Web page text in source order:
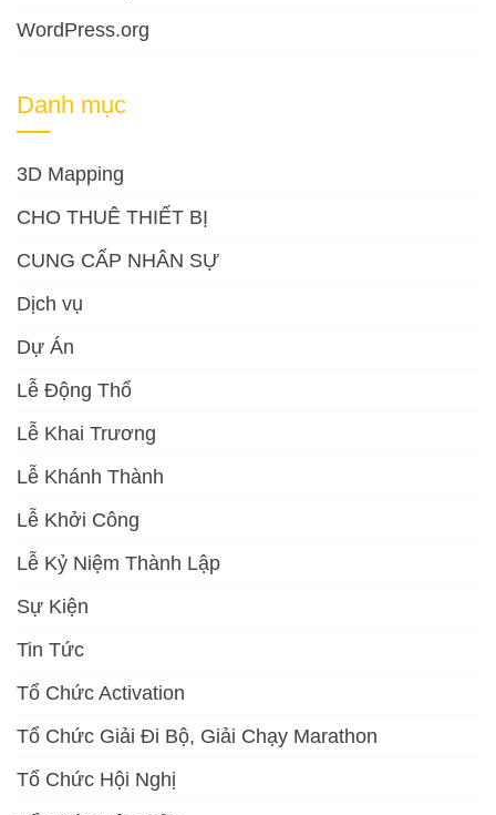
WordPress.org
Danh mục
3D Mapping
CHO THUÊ THIẾT BỊ
CUNG CẤP NHÂN SỰ
Dịch vụ
Dự Án
Lễ Động Thổ
Lễ Khai Trương
Lễ Khánh Thành
Lễ Khởi Công
Lễ Kỷ Niệm Thành Lập
Sự Kiện
Tin Tức
Tổ Chức Activation
Tổ Chức Giải Đi Bộ, Giải Chạy Marathon
Tổ Chức Hội Nghị